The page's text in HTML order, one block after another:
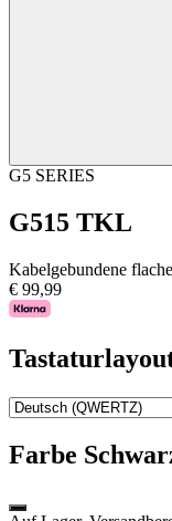
G5 SERIES
G515 TKL
Kabelgebundene
€ 99,99
Farbe